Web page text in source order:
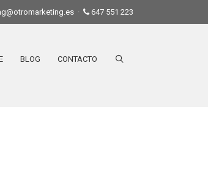
· 647 551 223
BLOG CONTACTO